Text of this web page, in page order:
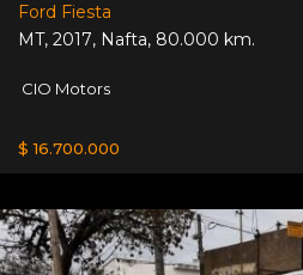
Ford Fiesta
MT, 2017, Nafta, 80.000 km.
CIO Motors
$ 16.700.000